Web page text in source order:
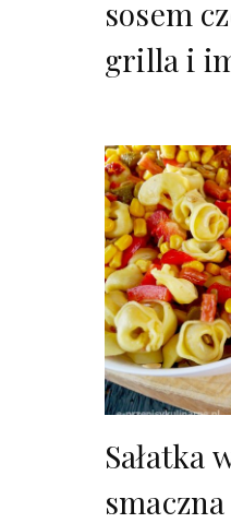
sosem
grilla i
Sałatka